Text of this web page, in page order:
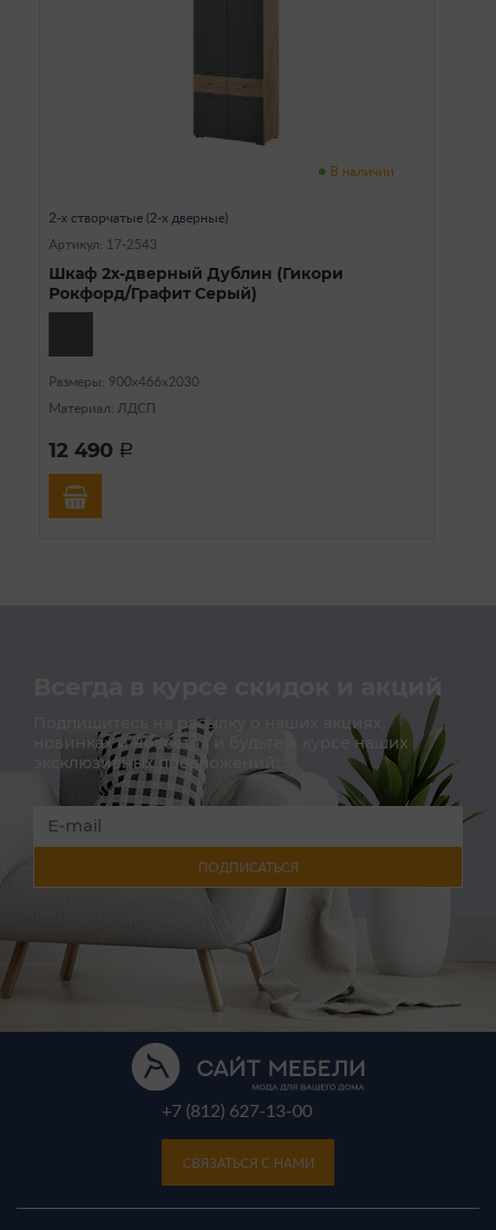
В наличии
2-х створчатые (2-х дверные)
Артикул: 17-2543
Шкаф 2х-дверный Дублин (Гикори
Рокфорд/Графит Серый)
Размеры: 900х466х2030
Материал: ЛДСП
12 490 a
Всегда в курсе скидок и акций
Подпишитесь на расылку о наших акциях,
новинках и новостях и будьте в курсе наших
эксклюзивных предложений!
ПОДПИСАТЬСЯ
+7 (812) 627-13-00
СВЯЗАТЬСЯ С НАМИ